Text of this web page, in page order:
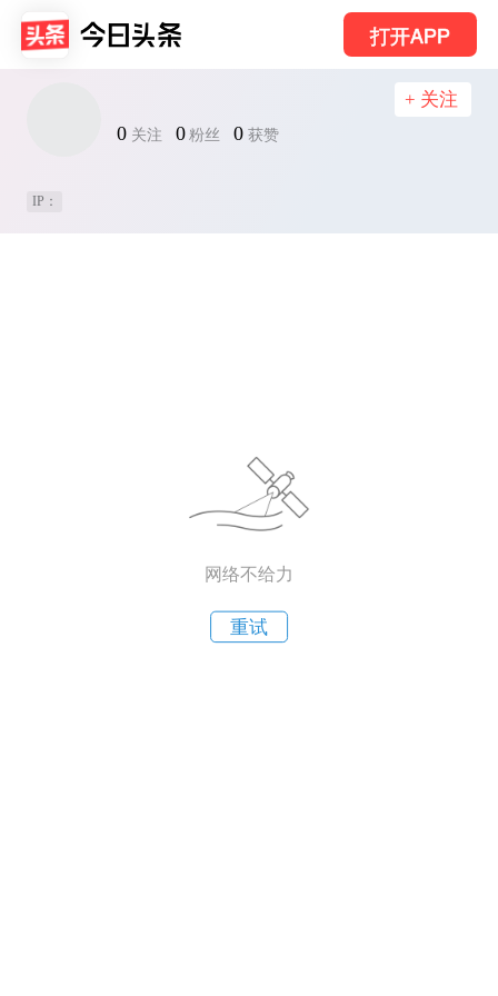
打开APP
0 关注 0 粉丝 0 获赞
+ 关注
IP：
网络不给力
重试